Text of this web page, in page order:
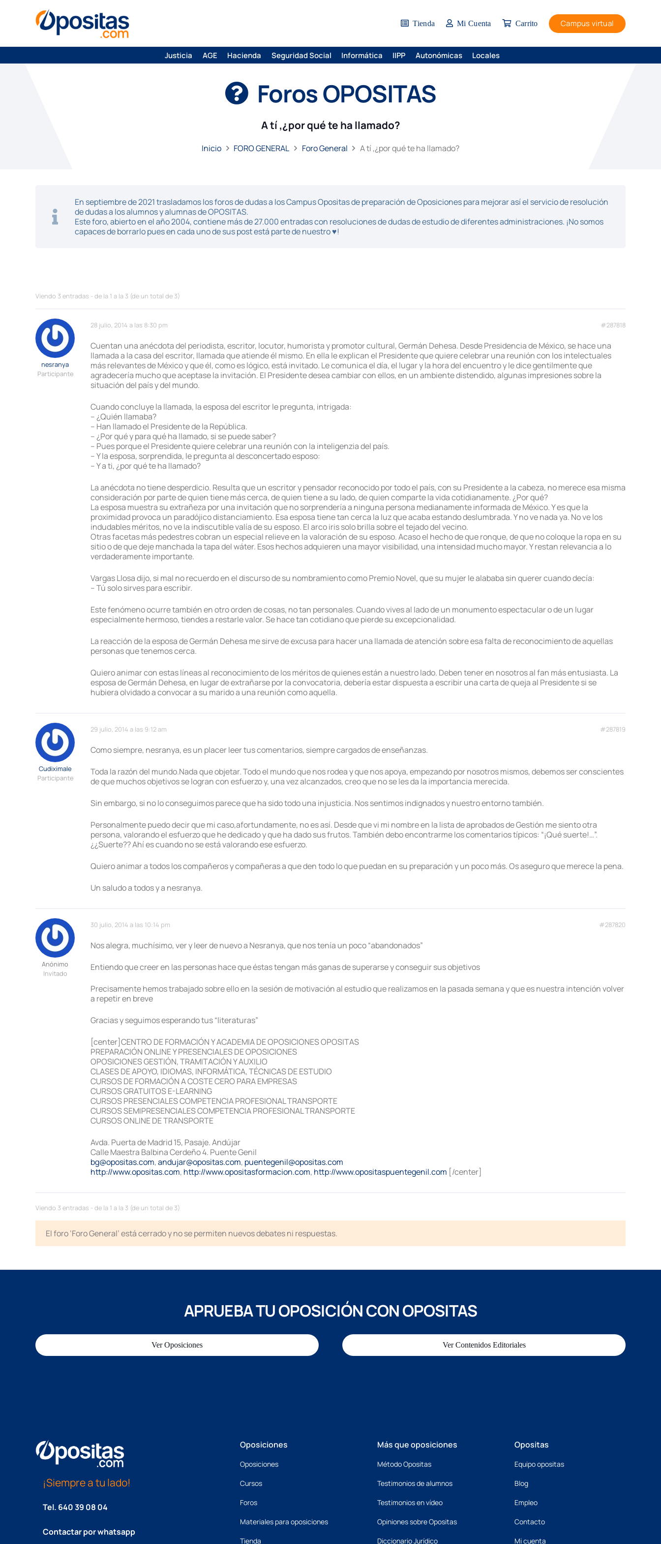
Tienda Mi Cuenta Carrito Campus virtual
Justicia AGE Hacienda Seguridad Social Informática IIPP Autonómicas Locales
Foros OPOSITAS
A tí ,¿por qué te ha llamado?
Inicio FORO GENERAL Foro General A tí ,¿por qué te ha llamado?
En septiembre de 2021 trasladamos los foros de dudas a los Campus Opositas de preparación de Oposiciones para mejorar así el servicio de resolución
de dudas a los alumnos y alumnas de OPOSITAS.
Este foro, abierto en el año 2004, contiene más de 27.000 entradas con resoluciones de dudas de estudio de diferentes administraciones. ¡No somos
capaces de borrarlo pues en cada uno de sus post está parte de nuestro ♥!
Viendo 3 entradas - de la 1 a la 3 (de un total de 3)
28 julio, 2014 a las 8:30 pm #287818
nesranya
Participante
Cuentan una anécdota del periodista, escritor, locutor, humorista y promotor cultural, Germán Dehesa. Desde Presidencia de México, se hace una
llamada a la casa del escritor, llamada que atiende él mismo. En ella le explican el Presidente que quiere celebrar una reunión con los intelectuales
más relevantes de México y que él, como es lógico, está invitado. Le comunica el día, el lugar y la hora del encuentro y le dice gentilmente que
agradecería mucho que aceptase la invitación. El Presidente desea cambiar con ellos, en un ambiente distendido, algunas impresiones sobre la
situación del país y del mundo.
Cuando concluye la llamada, la esposa del escritor le pregunta, intrigada:
– ¿Quién llamaba?
– Han llamado el Presidente de la República.
– ¿Por qué y para qué ha llamado, si se puede saber?
– Pues porque el Presidente quiere celebrar una reunión con la inteligenzia del país.
– Y la esposa, sorprendida, le pregunta al desconcertado esposo:
– Y a ti, ¿por qué te ha llamado?
La anécdota no tiene desperdicio. Resulta que un escritor y pensador reconocido por todo el país, con su Presidente a la cabeza, no merece esa misma
consideración por parte de quien tiene más cerca, de quien tiene a su lado, de quien comparte la vida cotidianamente. ¿Por qué?
La esposa muestra su extrañeza por una invitación que no sorprendería a ninguna persona medianamente informada de México. Y es que la
proximidad provoca un paradójico distanciamiento. Esa esposa tiene tan cerca la luz que acaba estando deslumbrada. Y no ve nada ya. No ve los
indudables méritos, no ve la indiscutible valía de su esposo. El arco iris solo brilla sobre el tejado del vecino.
Otras facetas más pedestres cobran un especial relieve en la valoración de su esposo. Acaso el hecho de que ronque, de que no coloque la ropa en su
sitio o de que deje manchada la tapa del wáter. Esos hechos adquieren una mayor visibilidad, una intensidad mucho mayor. Y restan relevancia a lo
verdaderamente importante.
Vargas Llosa dijo, si mal no recuerdo en el discurso de su nombramiento como Premio Novel, que su mujer le alababa sin querer cuando decía:
– Tú solo sirves para escribir.
Este fenómeno ocurre también en otro orden de cosas, no tan personales. Cuando vives al lado de un monumento espectacular o de un lugar
especialmente hermoso, tiendes a restarle valor. Se hace tan cotidiano que pierde su excepcionalidad.
La reacción de la esposa de Germán Dehesa me sirve de excusa para hacer una llamada de atención sobre esa falta de reconocimiento de aquellas
personas que tenemos cerca.
Quiero animar con estas líneas al reconocimiento de los méritos de quienes están a nuestro lado. Deben tener en nosotros al fan más entusiasta. La
esposa de Germán Dehesa, en lugar de extrañarse por la convocatoria, debería estar dispuesta a escribir una carta de queja al Presidente si se
hubiera olvidado a convocar a su marido a una reunión como aquella.
29 julio, 2014 a las 9:12 am #287819
Cudiximale
Participante
Como siempre, nesranya, es un placer leer tus comentarios, siempre cargados de enseñanzas.
Toda la razón del mundo.Nada que objetar. Todo el mundo que nos rodea y que nos apoya, empezando por nosotros mismos, debemos ser conscientes
de que muchos objetivos se logran con esfuerzo y, una vez alcanzados, creo que no se les da la importancia merecida.
Sin embargo, si no lo conseguimos parece que ha sido todo una injusticia. Nos sentimos indignados y nuestro entorno también.
Personalmente puedo decir que mi caso,afortundamente, no es así. Desde que vi mi nombre en la lista de aprobados de Gestión me siento otra
persona, valorando el esfuerzo que he dedicado y que ha dado sus frutos. También debo encontrarme los comentarios típicos: “¡Qué suerte!…”.
¿¿Suerte?? Ahí es cuando no se está valorando ese esfuerzo.
Quiero animar a todos los compañeros y compañeras a que den todo lo que puedan en su preparación y un poco más. Os aseguro que merece la pena.
Un saludo a todos y a nesranya.
30 julio, 2014 a las 10:14 pm #287820
Anónimo
Invitado
Nos alegra, muchísimo, ver y leer de nuevo a Nesranya, que nos tenía un poco “abandonados”
Entiendo que creer en las personas hace que éstas tengan más ganas de superarse y conseguir sus objetivos
Precisamente hemos trabajado sobre ello en la sesión de motivación al estudio que realizamos en la pasada semana y que es nuestra intención volver
a repetir en breve
Gracias y seguimos esperando tus “literaturas”
[center]CENTRO DE FORMACIÓN Y ACADEMIA DE OPOSICIONES OPOSITAS
PREPARACIÓN ONLINE Y PRESENCIALES DE OPOSICIONES
OPOSICIONES GESTIÓN, TRAMITACIÓN Y AUXILIO
CLASES DE APOYO, IDIOMAS, INFORMÁTICA, TÉCNICAS DE ESTUDIO
CURSOS DE FORMACIÓN A COSTE CERO PARA EMPRESAS
CURSOS GRATUITOS E-LEARNING
CURSOS PRESENCIALES COMPETENCIA PROFESIONAL TRANSPORTE
CURSOS SEMIPRESENCIALES COMPETENCIA PROFESIONAL TRANSPORTE
CURSOS ONLINE DE TRANSPORTE
Avda. Puerta de Madrid 15, Pasaje. Andújar
Calle Maestra Balbina Cerdeño 4. Puente Genil
bg@opositas.com,andujar@opositas.com, puentegenil@opositas.com
http://www.opositas.com, http://www.opositasformacion.com, http://www.opositaspuentegenil.com [/center]
Viendo 3 entradas - de la 1 a la 3 (de un total de 3)
El foro ‘Foro General’ está cerrado y no se permiten nuevos debates ni respuestas.
APRUEBA TU OPOSICIÓN CON OPOSITAS
Ver Oposiciones Ver Contenidos Editoriales
¡Siempre a tu lado!
Tel. 640 39 08 04
Contactar por whatsapp
Oposiciones
Oposiciones
Cursos
Foros
Materiales para oposiciones
Tienda
Más que oposiciones
Método Opositas
Testimonios de alumnos
Testimonios en vídeo
Opiniones sobre Opositas
Diccionario Jurídico
Opositas
Equipo opositas
Blog
Empleo
Contacto
Mi cuenta